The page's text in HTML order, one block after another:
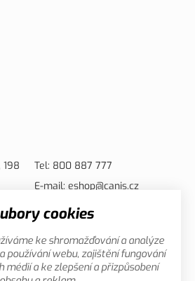
Tel: 800 887 777
E-mail: eshop@canis.cz
cookies
ke shromažďování a analýze
používání webu, zajištění fungování
médií a ke zlepšení a přizpůsobení